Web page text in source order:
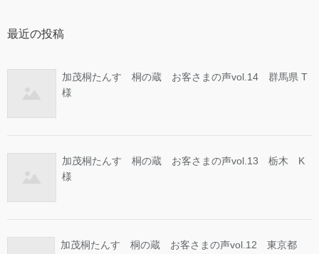
最近の投稿
加茂桐たんす 桐の蔵 お客さまの声vol.14 群馬県 T
様
加茂桐たんす 桐の蔵 お客さまの声vol.13 栃木 K
様
加茂桐たんす 桐の蔵 お客さまの声vol.12 東京都